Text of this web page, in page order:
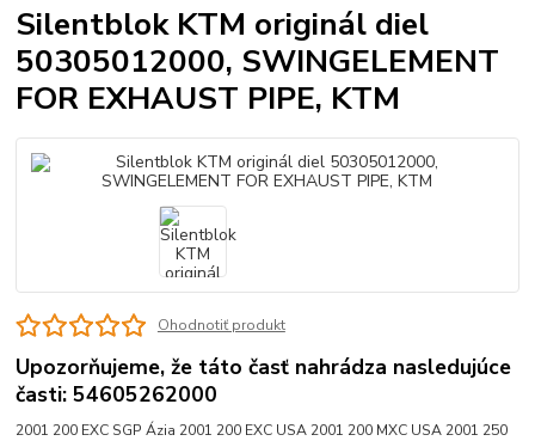
Silentblok KTM originál diel
50305012000, SWINGELEMENT
FOR EXHAUST PIPE, KTM
Ohodnotiť produkt
Upozorňujeme, že táto časť nahrádza nasledujúce
časti: 54605262000
2001 200 EXC SGP Ázia 2001 200 EXC USA 2001 200 MXC USA 2001 250